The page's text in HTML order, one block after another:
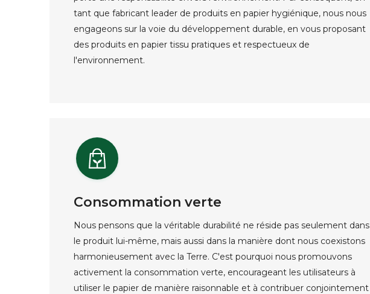
tant que fabricant leader de produits en papier hygiénique, nous nous
engageons sur la voie du développement durable, en vous proposant
des produits en papier tissu pratiques et respectueux de
l'environnement.
Consommation verte
Nous pensons que la véritable durabilité ne réside pas seulement dans
le produit lui-même, mais aussi dans la manière dont nous coexistons
harmonieusement avec la Terre. C'est pourquoi nous promouvons
activement la consommation verte, encourageant les utilisateurs à
utiliser le papier de manière raisonnable et à contribuer conjointement